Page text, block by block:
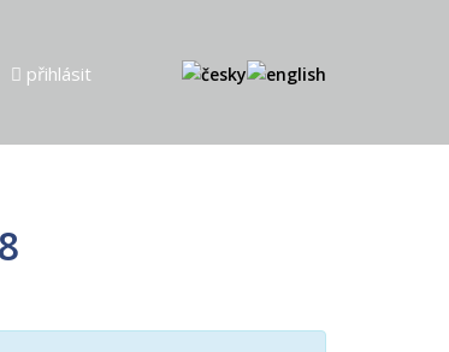
přihlásit